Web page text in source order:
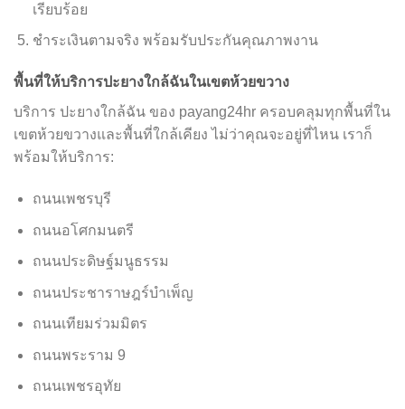
เรียบร้อย
ชำระเงินตามจริง พร้อมรับประกันคุณภาพงาน
พื้นที่ให้บริการปะยางใกล้ฉันในเขตห้วยขวาง
บริการ ปะยางใกล้ฉัน ของ payang24hr ครอบคลุมทุกพื้นที่ใน
เขตห้วยขวางและพื้นที่ใกล้เคียง ไม่ว่าคุณจะอยู่ที่ไหน เราก็
พร้อมให้บริการ:
ถนนเพชรบุรี
ถนนอโศกมนตรี
ถนนประดิษฐ์มนูธรรม
ถนนประชาราษฎร์บำเพ็ญ
ถนนเทียมร่วมมิตร
ถนนพระราม 9
ถนนเพชรอุทัย